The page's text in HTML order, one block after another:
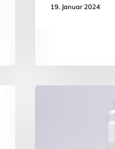
19. Januar 2024